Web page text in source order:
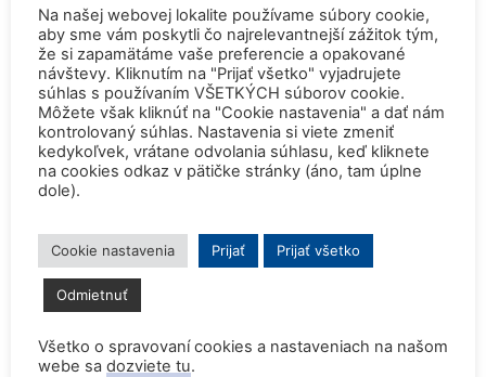
Palivo v Mochovciach 4: Slovensko upevňuje pozíciu medzi
jadrovou špičkou Európy
2. júla 2026
Startup Helion získal stámilióny na fúznu elektráreň pre
Microsoft
15. júna 2026
Prednáška o jadrovej energetike zaujala študentov aj
9. júna 2026
Povolenie jadrového dozoru pre 4.blok EMO
9. júna 2026
Na našej webovej lokalite používame súbory cookie,
aby sme vám poskytli čo najrelevantnejší zážitok tým,
že si zapamätáme vaše preferencie a opakované
návštevy. Kliknutím na "Prijať všetko" vyjadrujete
súhlas s používaním VŠETKÝCH súborov cookie.
Môžete však kliknúť na "Cookie nastavenia" a dať nám
kontrolovaný súhlas. Nastavenia si viete zmeniť
kedykoľvek, vrátane odvolania súhlasu, keď kliknete
na cookies odkaz v pätičke stránky (áno, tam úplne
dole).
Cookie nastavenia Prijať Prijať všetko
Odmietnuť
Všetko o spravovaní cookies a nastaveniach na našom
webe sa dozviete tu.